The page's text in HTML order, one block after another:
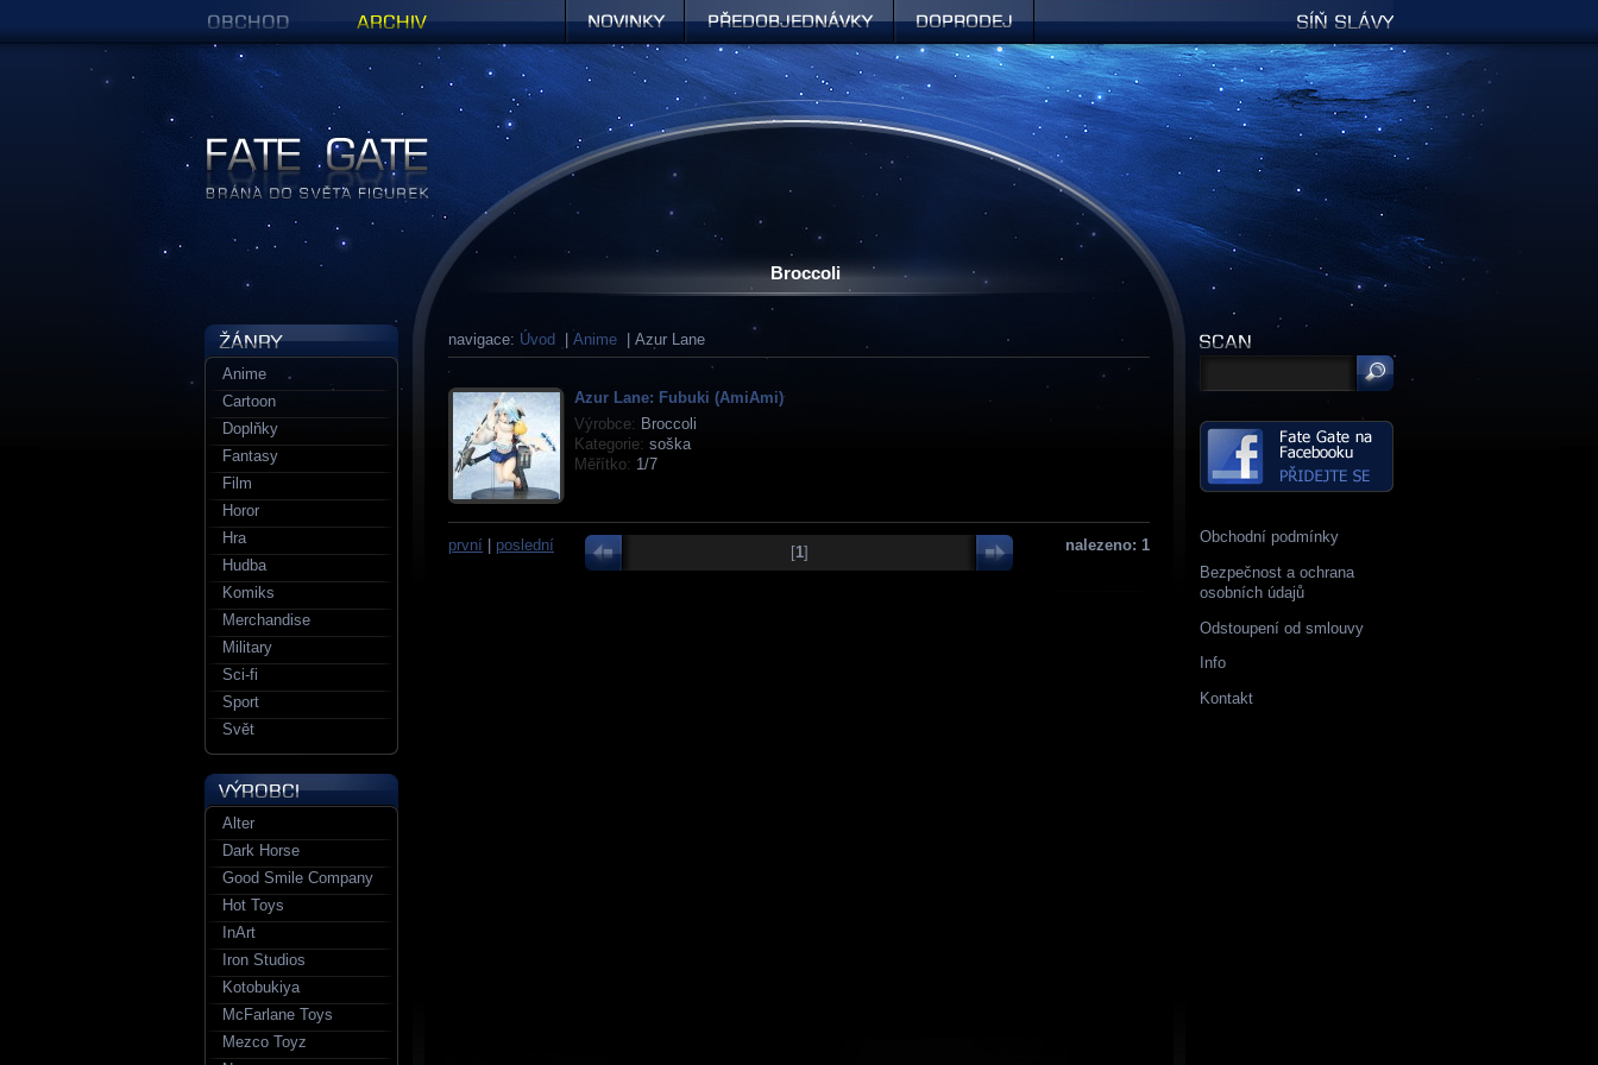
Broccoli
navigace: Úvod Anime | Azur Lane
Azur Lane: Fubuki (AmiAmi)
Výrobce: Broccoli
Kategorie: soška
Měřítko: 1/7
první poslední nalezeno: 1
[1]
Obchodní podmínky
Bezpečnost a ochrana
osobních údajů
Odstoupení od smlouvy
Info
Kontakt
Anime
Cartoon
Doplňky
Fantasy
Film
Horor
Hra
Hudba
Komiks
Merchandise
Military
Sci-fi
Sport
Svět
Alter
Dark Horse
Good Smile Company
Hot Toys
InArt
Iron Studios
Kotobukiya
McFarlane Toys
Mezco Toyz
Figurky a sošky | Fate Gate
Předobjednávky Síň slávy